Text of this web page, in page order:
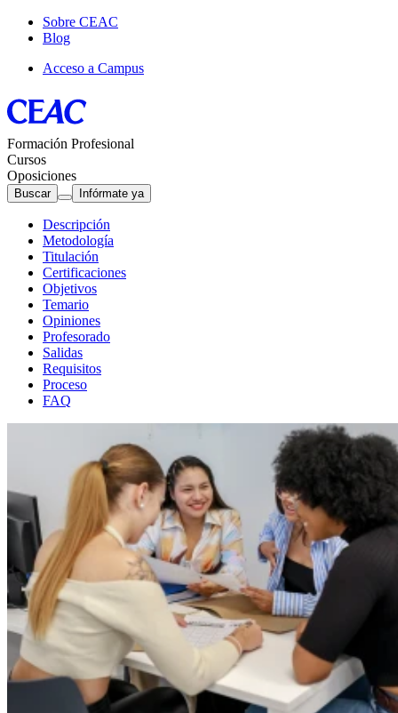
Sobre CEAC
Blog
Acceso a Campus
Formación Profesional
Cursos
Oposiciones
Buscar Infórmate ya
Descripción
Metodología
Titulación
Certificaciones
Objetivos
Temario
Opiniones
Profesorado
Salidas
Requisitos
Proceso
FAQ